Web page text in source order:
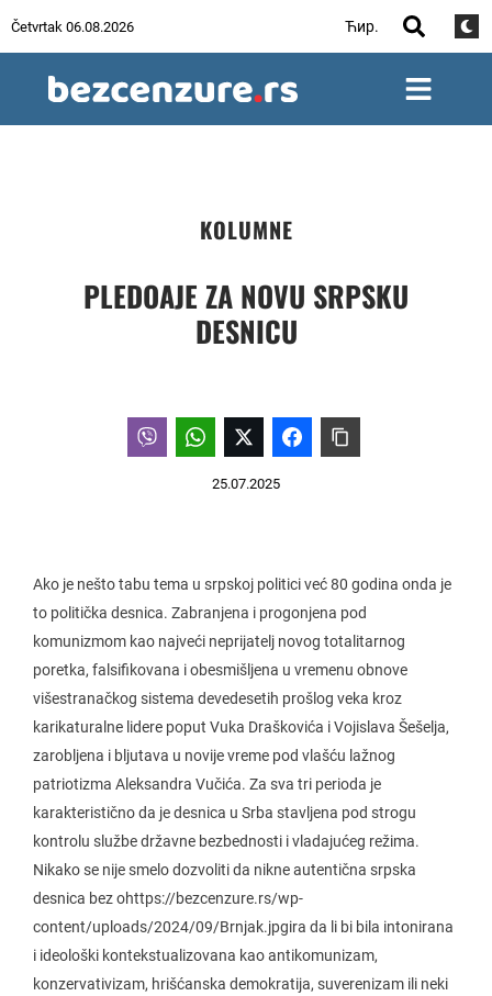
Četvrtak 06.08.2026 Ћир.
KOLUMNE
PLEDOAJE ZA NOVU SRPSKU
DESNICU
25.07.2025
Ako je nešto tabu tema u srpskoj politici već 80 godina onda je
to politička desnica. Zabranjena i progonjena pod
komunizmom kao najveći neprijatelj novog totalitarnog
poretka, falsifikovana i obesmišljena u vremenu obnove
višestranačkog sistema devedesetih prošlog veka kroz
karikaturalne lidere poput Vuka Draškovića i Vojislava Šešelja,
zarobljena i bljutava u novije vreme pod vlašću lažnog
patriotizma Aleksandra Vučića. Za sva tri perioda je
karakteristično da je desnica u Srba stavljena pod strogu
kontrolu službe državne bezbednosti i vladajućeg režima.
Nikako se nije smelo dozvoliti da nikne autentična srpska
desnica bez ohttps://bezcenzure.rs/wp-
content/uploads/2024/09/Brnjak.jpgira da li bi bila intonirana
i ideološki kontekstualizovana kao antikomunizam,
konzervativizam, hrišćanska demokratija, suverenizam ili neki